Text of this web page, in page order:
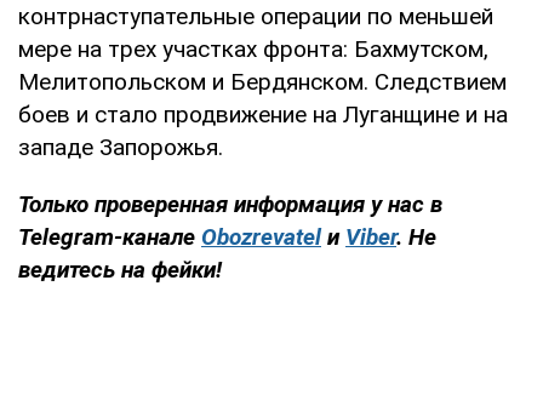
контрнаступательные операции по меньшей
мере на трех участках фронта: Бахмутском,
Мелитопольском и Бердянском. Следствием
боев и стало продвижение на Луганщине и на
западе Запорожья.
Только проверенная информация у нас в
Telegram-канале Obozrevatel и Viber. Не
ведитесь на фейки!